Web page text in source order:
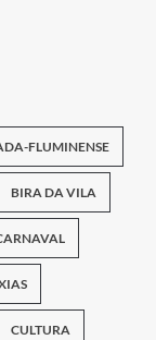
FLUMINENSE
BIRA DA VILA
CULTURA